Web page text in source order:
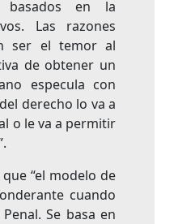
basados en la
Las razones
ser el temor al
de obtener un
especula con
derecho lo va a
o le va a permitir
“el modelo de
cuando
Se basa en